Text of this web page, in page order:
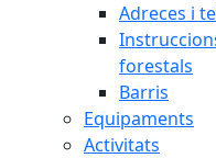
Adreces i
forestals
Barris
Equipaments
Activitats